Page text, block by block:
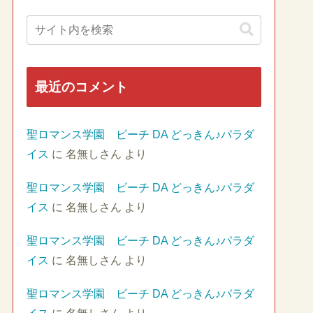
最近のコメント
聖ロマンス学園 ビーチ DA どっきん♪パラダ
イス に 名無しさん より
聖ロマンス学園 ビーチ DA どっきん♪パラダ
イス に 名無しさん より
聖ロマンス学園 ビーチ DA どっきん♪パラダ
イス に 名無しさん より
聖ロマンス学園 ビーチ DA どっきん♪パラダ